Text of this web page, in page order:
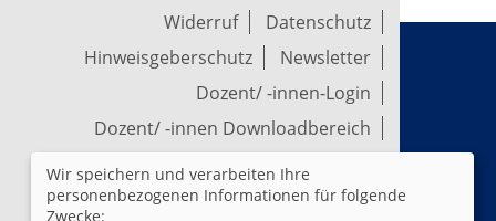
Widerruf
Datenschutz
Hinweisgeberschutz
Newsletter
Dozent/ -innen-Login
Dozent/ -innen Downloadbereich
Widerrufsformular
Wir speichern und verarbeiten Ihre
personenbezogenen Informationen für folgende
Zwecke: